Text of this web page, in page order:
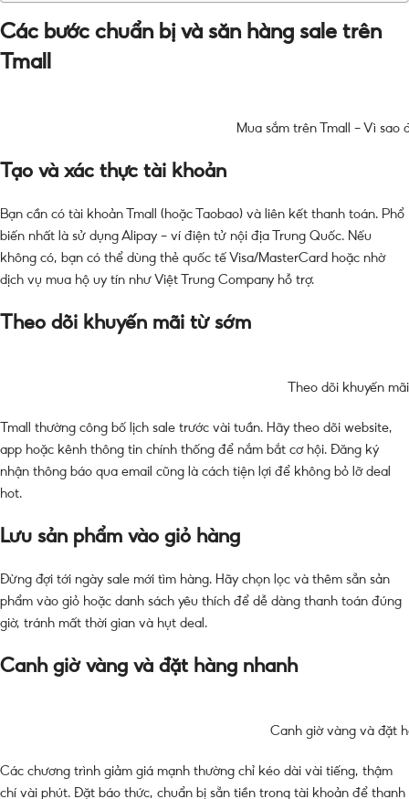
Các bước chuẩn bị và săn hàng sale trên
Tmall
Mua sắm trên Tmall – Vì sao
Tạo và xác thực tài khoản
Bạn cần có tài khoản Tmall (hoặc Taobao) và liên kết thanh toán. Phổ
biến nhất là sử dụng Alipay – ví điện tử nội địa Trung Quốc. Nếu
không có, bạn có thể dùng thẻ quốc tế Visa/MasterCard hoặc nhờ
dịch vụ mua hộ uy tín như Việt Trung Company hỗ trợ.
Theo dõi khuyến mãi từ sớm
Theo dõi khuyến
Tmall thường công bố lịch sale trước vài tuần. Hãy theo dõi website,
app hoặc kênh thông tin chính thống để nắm bắt cơ hội. Đăng ký
nhận thông báo qua email cũng là cách tiện lợi để không bỏ lỡ deal
hot.
Lưu sản phẩm vào giỏ hàng
Đừng đợi tới ngày sale mới tìm hàng. Hãy chọn lọc và thêm sẵn sản
phẩm vào giỏ hoặc danh sách yêu thích để dễ dàng thanh toán đúng
giờ, tránh mất thời gian và hụt deal.
Canh giờ vàng và đặt hàng nhanh
Canh giờ vàng và đặt
Các chương trình giảm giá mạnh thường chỉ kéo dài vài tiếng, thậm
chí vài phút. Đặt báo thức, chuẩn bị sẵn tiền trong tài khoản để thanh